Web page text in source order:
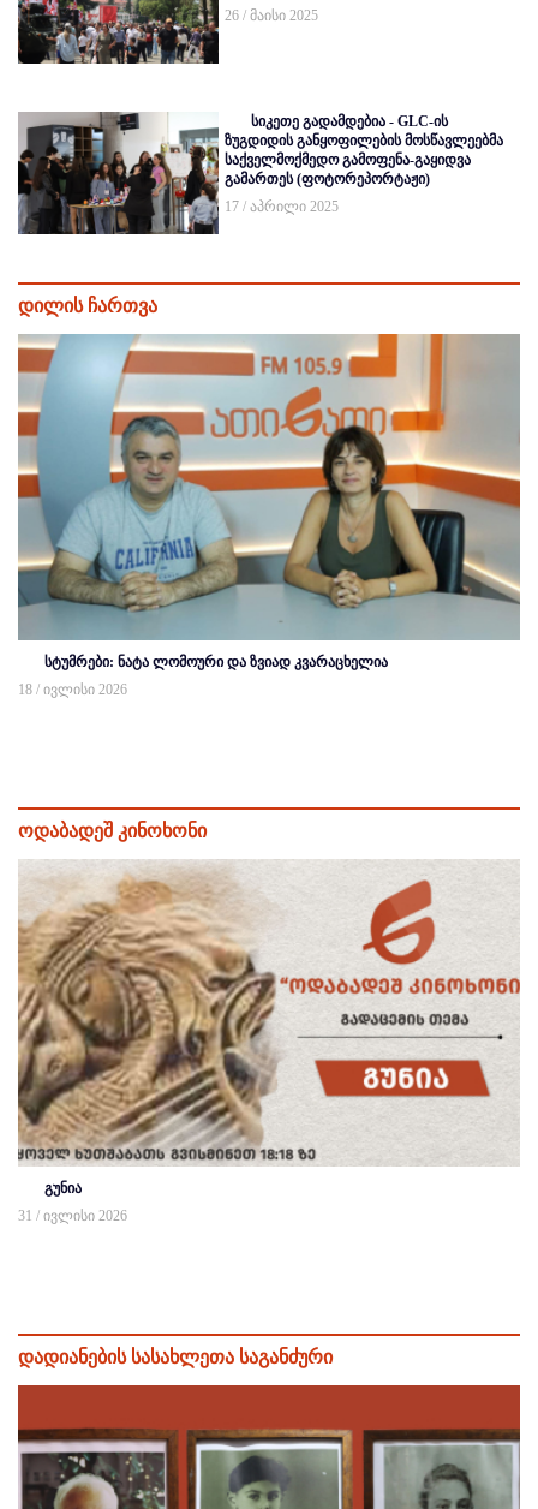
26 / მაისი 2025
სიკეთე გადამდებია - GLC-ის
ზუგდიდის განყოფილების მოსწავლეებმა
საქველმოქმედო გამოფენა-გაყიდვა
გამართეს (ფოტორეპორტაჟი)
17 / აპრილი 2025
დილის ჩართვა
სტუმრები: ნატა ლომოური და ზვიად კვარაცხელია
18 / ივლისი 2026
ოდაბადეშ კინოხონი
გუნია
31 / ივლისი 2026
დადიანების სასახლეთა საგანძური